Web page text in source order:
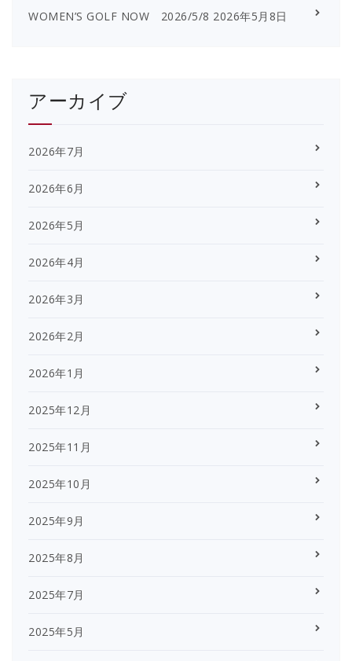
WOMEN’S GOLF NOW 2026/5/8 2026年5月8日
アーカイブ
2026年7月
2026年6月
2026年5月
2026年4月
2026年3月
2026年2月
2026年1月
2025年12月
2025年11月
2025年10月
2025年9月
2025年8月
2025年7月
2025年5月